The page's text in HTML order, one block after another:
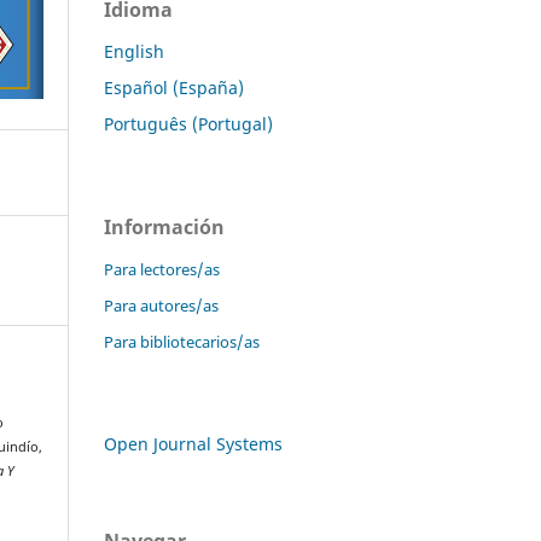
Y
Idioma
English
Español (España)
Português (Portugal)
Información
Para lectores/as
Para autores/as
Para bibliotecarios/as
Open Journal Systems